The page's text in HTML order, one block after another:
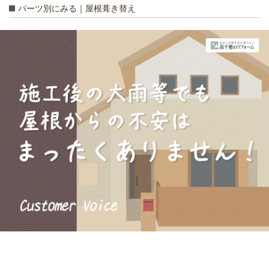
パーツ別にみる｜屋根葺き替え